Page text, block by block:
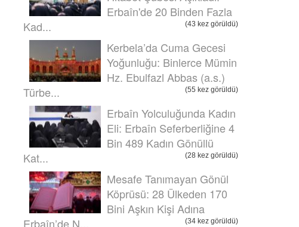
Erbaîn'de 20 Binden Fazla
Kad...
(43 kez görüldü)
Kerbela’da Cuma Gecesi
Yoğunluğu: Binlerce Mümin
Hz. Ebulfazl Abbas (a.s.)
Türbe...
(55 kez görüldü)
Erbaîn Yolculuğunda Kadın
Eli: Erbaîn Seferberliğine 4
Bin 489 Kadın Gönüllü
Kat...
(28 kez görüldü)
Mesafe Tanımayan Gönül
Köprüsü: 28 Ülkeden 170
Bini Aşkın Kişi Adına
Erbaîn’de N...
(34 kez görüldü)